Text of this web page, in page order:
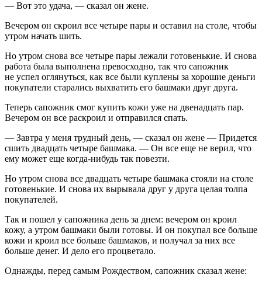
— Вот это удача, — сказал он жене.
Вечером он скроил все четыре пары и оставил на столе, чтобы
утром начать шить.
Но утром снова все четыре пары лежали готовенькие. И снова
работа была выполнена превосходно, так что сапожник
не успел оглянуться, как все были куплены за хорошие деньги
покупатели старались выхватить его башмаки друг друга.
Теперь сапожник смог купить кожи уже на двенадцать пар.
Вечером он все раскроил и отправился спать.
— Завтра у меня трудный день, — сказал он жене — Придется
сшить двадцать четыре башмака. — Он все еще не верил, что
ему может еще когда-нибудь так повезти.
Но утром снова все двадцать четыре башмака стояли на столе
готовенькие. И снова их вырывала друг у друга целая толпа
покупателей.
Так и пошел у сапожника день за днем: вечером он кроил
кожу, а утром башмаки были готовы. И он покупал все больше
кожи и кроил все больше башмаков, и получал за них все
больше денег. И дело его процветало.
Однажды, перед самым Рождеством, сапожник сказал жене: